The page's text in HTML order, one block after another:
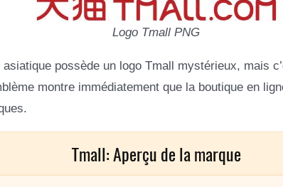
Logo Tmall PNG
possède un logo Tmall mystérieux, mais
montre immédiatement que la boutique en
Tmall: Aperçu de la marque